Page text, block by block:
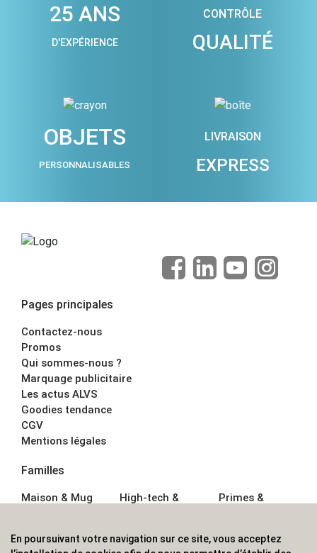
25 ANS
D'EXPÉRIENCE
CONTRÔLE
QUALITÉ
OBJETS
PERSONNALISABLES
LIVRAISON
EXPRESS
Pages principales
Contactez-nous
Promos
Qui sommes-nous ?
Marquage publicitaire
Les actus ALVS
Goodies tendance
CGV
Mentions légales
Familles
Maison & Mug
Écriture
High-tech &
Sport &
Primes &
Boisson
En poursuivant votre navigation sur ce site, vous acceptez